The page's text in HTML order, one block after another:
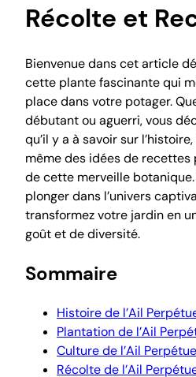
Récolte et
Bienvenue dans cet article
cette plante fascinante qui
place dans votre potager.
débutant ou aguerri, vous
qu’il y a à savoir sur
même des idées de
de cette merveille
plonger dans l’univers
transformez votre jardin en
goût et de diversité.
Sommaire
Histoire de l’Ail
Plantation de l’Ail
Culture de l’Ail
Récolte de l’Ail